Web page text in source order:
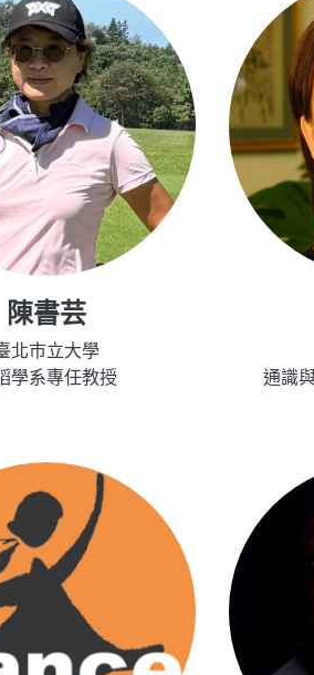
陳書芸
北市立大學
學系專任教授
通識